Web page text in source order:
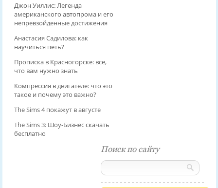
Джон Уиллис: Легенда
американского автопрома и его
непревзойденные достижения
Анастасия Садилова: как
научиться петь?
Прописка в Красногорске: все,
что вам нужно знать
Компрессия в двигателе: что это
такое и почему это важно?
The Sims 4 покажут в августе
The Sims 3: Шоу-Бизнес скачать
бесплатно
Поиск по сайту